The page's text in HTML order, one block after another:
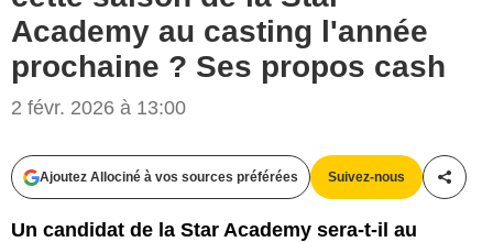
Academy au casting l'année
prochaine ? Ses propos cash
2 févr. 2026 à 13:00
Ajoutez Allociné à vos sources préférées Suivez-nous
Un candidat de la Star Academy sera-t-il au